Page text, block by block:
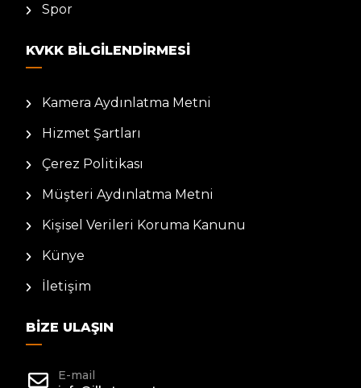
Spor
KVKK BILGILENDIRMESI
Kamera Aydınlatma Metni
Hizmet Şartları
Çerez Politikası
Müşteri Aydınlatma Metni
Kişisel Verileri Koruma Kanunu
Künye
İletişim
BIZE ULAŞIN
E-mail